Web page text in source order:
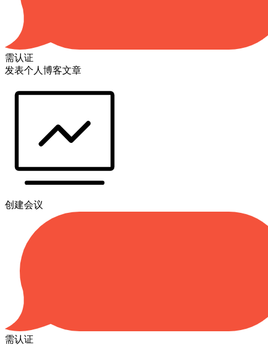
需认证
发表个人博客文章
创建会议
需认证